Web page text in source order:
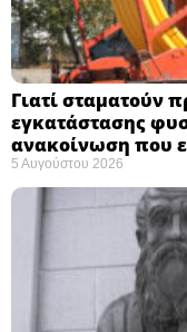
Γιατί σταματούν
εγκατάστασης
ανακοίνωση που
5 Αυγούστου 2026